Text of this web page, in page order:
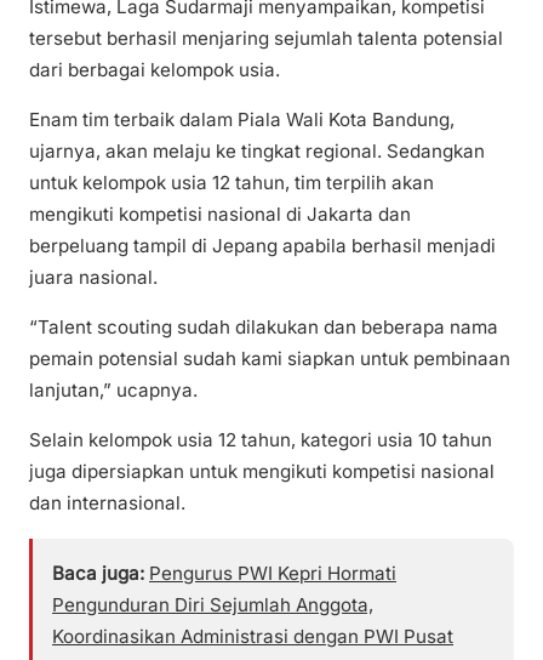
Istimewa, Laga Sudarmaji menyampaikan, kompetisi
tersebut berhasil menjaring sejumlah talenta potensial
dari berbagai kelompok usia.
Enam tim terbaik dalam Piala Wali Kota Bandung,
ujarnya, akan melaju ke tingkat regional. Sedangkan
untuk kelompok usia 12 tahun, tim terpilih akan
mengikuti kompetisi nasional di Jakarta dan
berpeluang tampil di Jepang apabila berhasil menjadi
juara nasional.
“Talent scouting sudah dilakukan dan beberapa nama
pemain potensial sudah kami siapkan untuk pembinaan
lanjutan,” ucapnya.
Selain kelompok usia 12 tahun, kategori usia 10 tahun
juga dipersiapkan untuk mengikuti kompetisi nasional
dan internasional.
Baca juga: Pengurus PWI Kepri Hormati
Pengunduran Diri Sejumlah Anggota,
Koordinasikan Administrasi dengan PWI Pusat